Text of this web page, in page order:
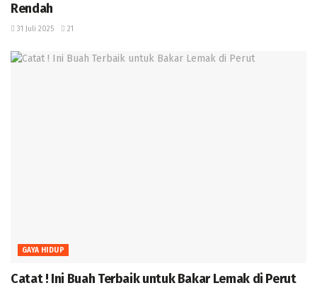
Rendah
31 Juli 2025 21
GAYA HIDUP
Catat ! Ini Buah Terbaik untuk Bakar Lemak di Perut